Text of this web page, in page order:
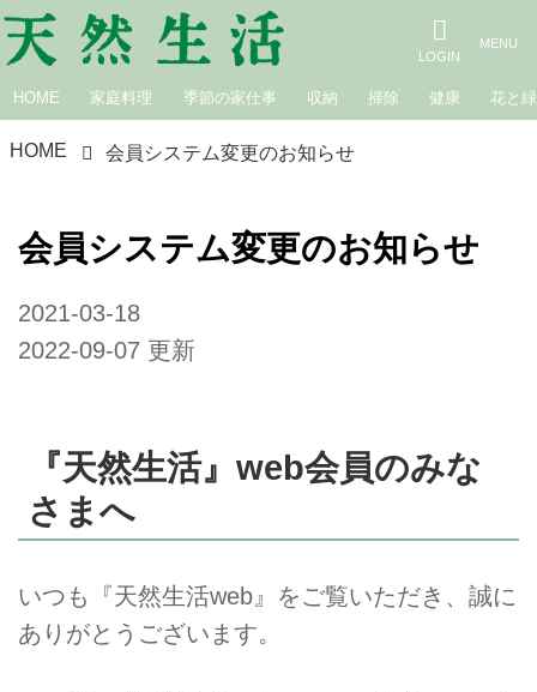
HOME 家庭料理 季節の家仕事 収納 掃除 健康 花と緑
HOME 会員システム変更のお知らせ
会員システム変更のお知らせ
2021-03-18
2022-09-07 更新
『天然生活』web会員のみな
さまへ
いつも『天然生活web』をご覧いただき、誠に
ありがとうございます。